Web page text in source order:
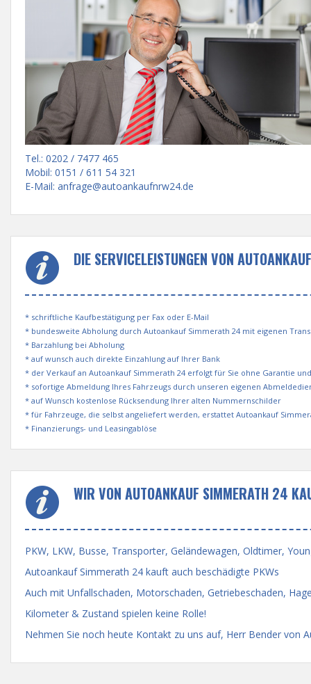
Tel.: 0202 / 7477 465
Mobil: 0151 / 611 54 321
E-Mail: anfrage@autoankaufnrw24.de
DIE SERVICELEISTUNGEN VON
* schriftliche Kaufbestätigung per Fax oder E-Mail
* bundesweite Abholung durch Autoankauf Simmerath 24 mit eigenen
* Barzahlung bei Abholung
* auf wunsch auch direkte Einzahlung auf Ihrer Bank
* der Verkauf an Autoankauf Simmerath 24 erfolgt für Sie ohne Garantie
* sofortige Abmeldung Ihres Fahrzeugs durch unseren eigenen
* auf Wunsch kostenlose Rücksendung Ihrer alten Nummernschilder
* für Fahrzeuge, die selbst angeliefert werden, erstattet Autoankauf
* Finanzierungs- und Leasingablöse
WIR VON AUTOANKAUF SIMMERATH 24
PKW, LKW, Busse, Transporter, Geländewagen, Oldtimer,
Autoankauf Simmerath 24 kauft auch beschädigte PKWs
Auch mit Unfallschaden, Motorschaden, Getriebeschaden,
Kilometer & Zustand spielen keine Rolle!
Nehmen Sie noch heute Kontakt zu uns auf, Herr Bender von